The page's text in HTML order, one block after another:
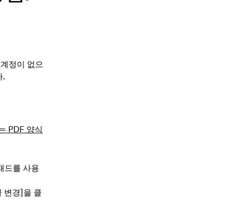
정이 없으
.
PDF 양식
드를 사용
변경]을 클